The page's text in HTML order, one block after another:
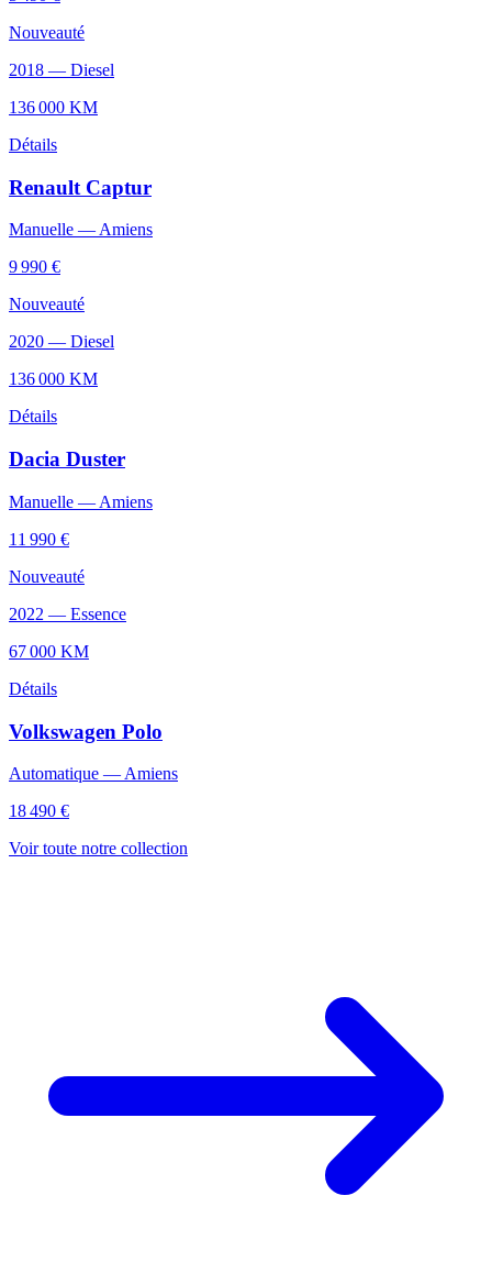
Nouveauté
2018 — Diesel
136 000 KM
Détails
Renault Captur
Manuelle —Amiens
9 990 €
Nouveauté
2020 — Diesel
136 000 KM
Détails
Dacia Duster
Manuelle — Amiens
11 990 €
Nouveauté
2022 — Essence
67 000 KM
Détails
Volkswagen Polo
Automatique — Amiens
18 490 €
Voir toute notre collection